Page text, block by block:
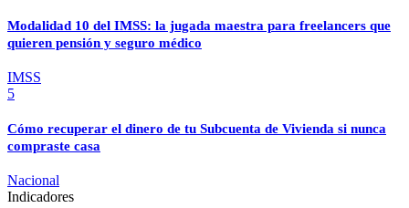
Modalidad 10 del IMSS: la jugada maestra para freelancers que
quieren pensión y seguro médico
IMSS
5
Cómo recuperar el dinero de tu Subcuenta de Vivienda si nunca
compraste casa
Nacional
Indicadores